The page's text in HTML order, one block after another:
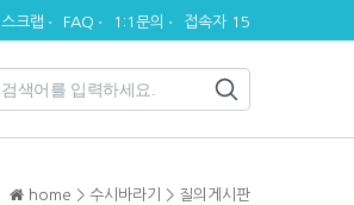
스크랩 FAQ 1:1문의 접속자 15
home > 수시바라기 > 질의게시판